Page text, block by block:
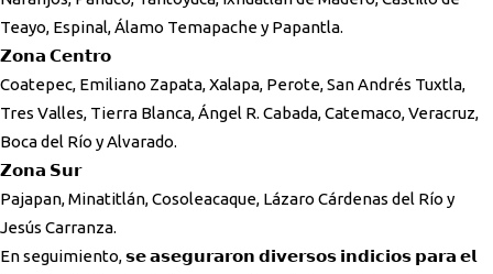
Teayo, Espinal, Álamo Temapache y Papantla.
𝗭𝗼𝗻𝗮 𝗖𝗲𝗻𝘁𝗿𝗼
Coatepec, Emiliano Zapata, Xalapa, Perote, San Andrés Tuxtla,
Tres Valles, Tierra Blanca, Ángel R. Cabada, Catemaco, Veracruz,
Boca del Río y Alvarado.
𝗭𝗼𝗻𝗮 𝗦𝘂𝗿
Pajapan, Minatitlán, Cosoleacaque, Lázaro Cárdenas del Río y
Jesús Carranza.
En seguimiento, 𝘀𝗲 𝗮𝘀𝗲𝗴𝘂𝗿𝗮𝗿𝗼𝗻 𝗱𝗶𝘃𝗲𝗿𝘀𝗼𝘀 𝗶𝗻𝗱𝗶𝗰𝗶𝗼𝘀 𝗽𝗮𝗿𝗮 𝗲𝗹